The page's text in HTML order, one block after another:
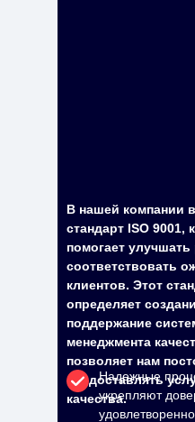
В нашей компании
стандарт ISO 9001,
помогает улучшать
соответствовать
клиентов. Этот
определяет
поддержание
менеджмента
позволяет нам
предоставлять
качества.
Надежные
укрепляют